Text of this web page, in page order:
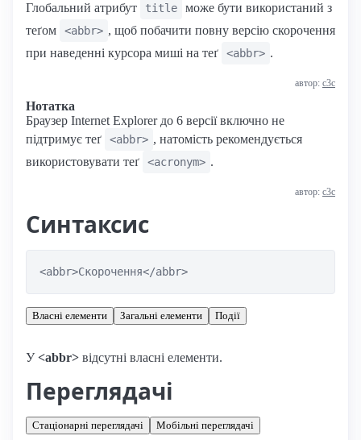
Глобальний атрибут
title
може бути використаний з
теґом
<abbr> , щоб побачити повну версію скорочення
при наведенні курсора миші на теґ
<abbr> .
автор: с3с
Нотатка
Браузер Internet Explorer до 6 версії включно не
підтримує теґ
<abbr> , натомість рекомендується
використовувати теґ
<acronym> .
автор: с3с
Синтаксис
<abbr>Скорочення</abbr>
Власні елементи Загальні елементи Події
У<abbr> відсутні власні елементи.
Переглядачі
Стаціонарні переглядачі Мобільні переглядачі